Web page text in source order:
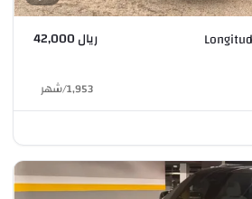
ريال 42,000
1,953
/شهر